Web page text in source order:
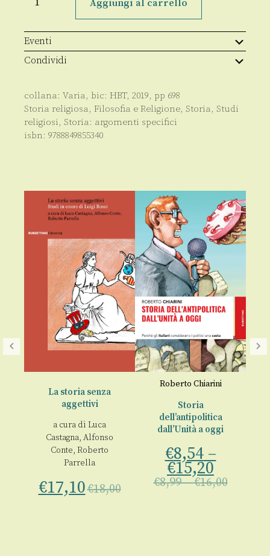
Cenobiti
Camaldolesi
quantità
Aggiungi al carrello
Eventi
Condividi
collana: Varia, bic: HBT, 2019, pp 698
Storia religiosa, Filosofia e Religione, Storia, Studi
religiosi, Storia: argomenti specifici
isbn: 9788849855340
La storia senza
aggettivi
a cura di Luca
Castagna, Alfonso
Conte, Roberto
Parrella
€17,10€18,00
Roberto Chiarini
Storia
dell’antipolitica
dall’Unità a oggi
€8,54–
€15,20
€8,99–€16,00